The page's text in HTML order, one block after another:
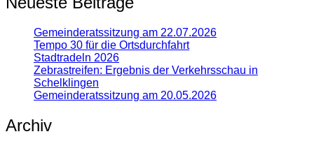
Gemeinderatssitzung am 22.07.2026
Tempo 30 für die Ortsdurchfahrt
Stadtradeln 2026
Zebrastreifen: Ergebnis der Verkehrsschau in
Schelklingen
Gemeinderatssitzung am 20.05.2026
Archiv